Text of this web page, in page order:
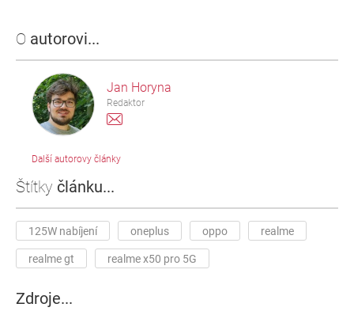
O autorovi...
Jan Horyna
Redaktor
Další autorovy články
Štítky článku...
125W nabíjení oneplus oppo realme
realme gt realme x50 pro 5G
Zdroje...